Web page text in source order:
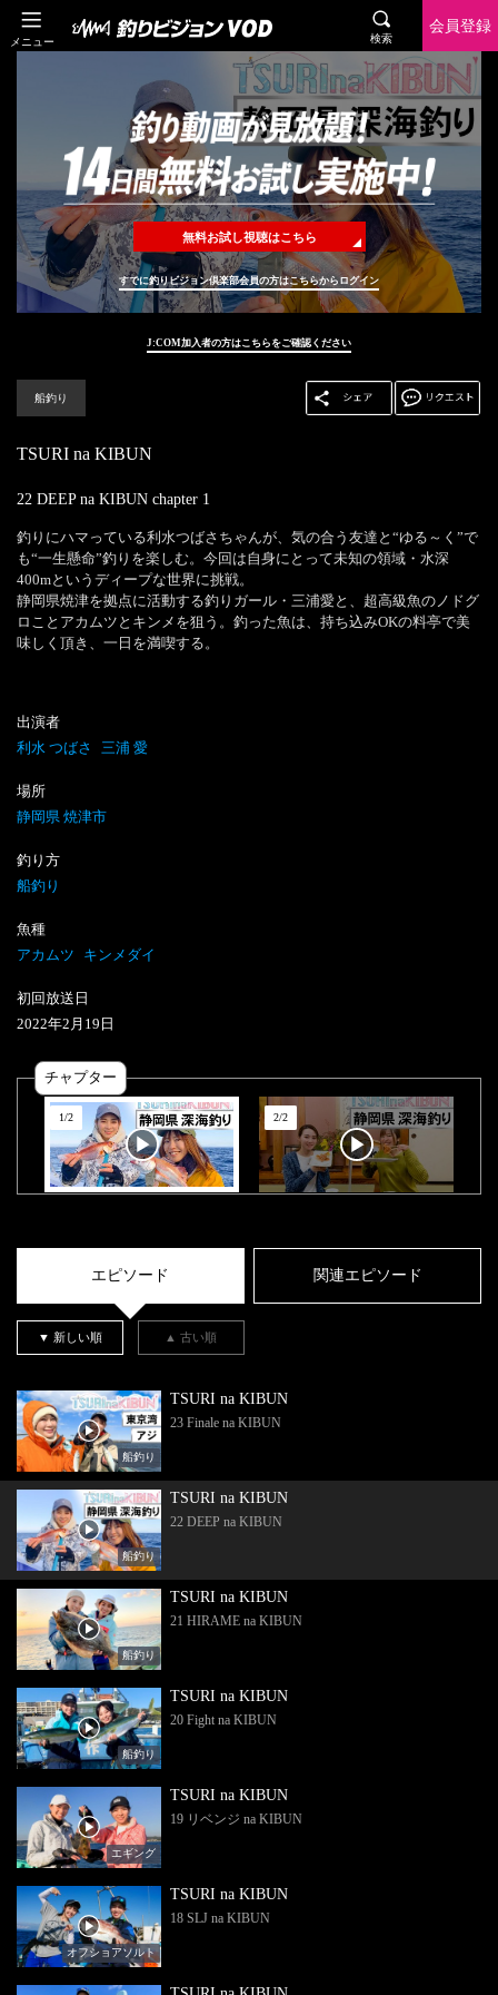
メニュー 検索
会員登録
無料お試し視聴はこちら
すでに釣りビジョン倶楽部会員の方はこちらからログイン
J:COM加入者の方はこちらをご確認ください
船釣り
TSURI na KIBUN
22 DEEP na KIBUN chapter 1
釣りにハマっている利水つばさちゃんが、気の合う友達と“ゆる～く”で
も“一生懸命”釣りを楽しむ。今回は自身にとって未知の領域・水深
400mというディープな世界に挑戦。
静岡県焼津を拠点に活動する釣りガール・三浦愛と、超高級魚のノドグ
ロことアカムツとキンメを狙う。釣った魚は、持ち込みOKの料亭で美
味しく頂き、一日を満喫する。
出演者
利水 つばさ
三浦 愛
場所
静岡県 焼津市
釣り方
船釣り
魚種
アカムツ
キンメダイ
初回放送日
2022年2 月 19 日
チャプター
1/2 2/2
エピソード 関連エピソード
▼ 新しい順 ▲ 古い順
船釣り
TSURI na KIBUN
23 Finale na KIBUN
船釣り
TSURI na KIBUN
22 DEEP na KIBUN
船釣り
TSURI na KIBUN
21 HIRAME na KIBUN
船釣り
TSURI na KIBUN
20 Fight na KIBUN
エギング
TSURI na KIBUN
19 リベンジ na KIBUN
オフショアソルト
TSURI na KIBUN
18 SLJ na KIBUN